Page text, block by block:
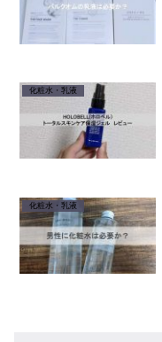
化粧水・乳液
化粧水・乳液